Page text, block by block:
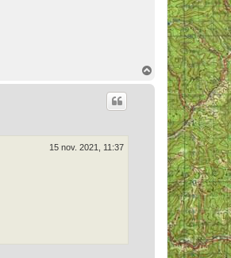
15 nov. 2021, 11:37